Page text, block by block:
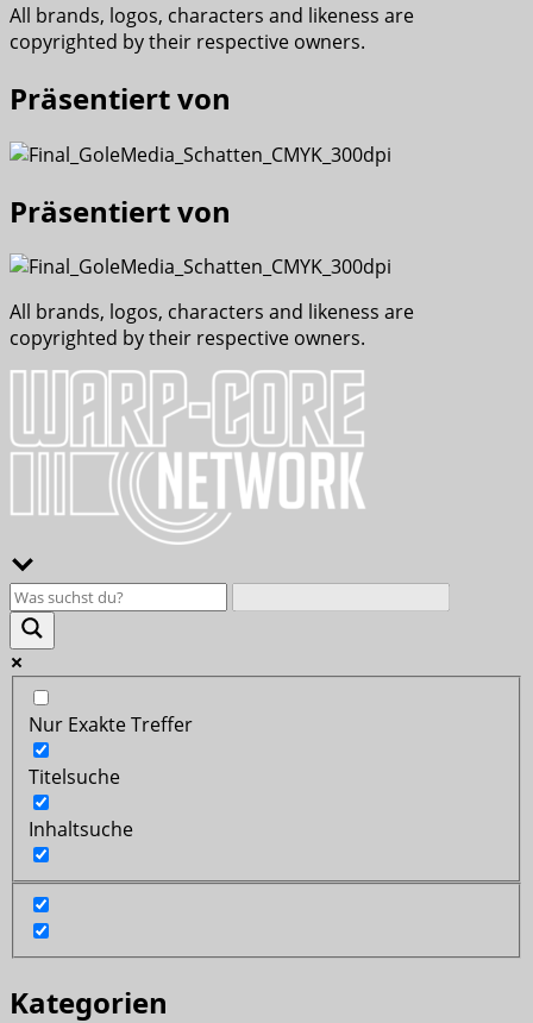
All brands, logos, characters and likeness are
copyrighted by their respective owners.
Präsentiert von
Präsentiert von
All brands, logos, characters and likeness are
copyrighted by their respective owners.
Nur Exakte Treffer
Titelsuche
Inhaltsuche
Kategorien